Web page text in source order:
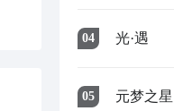
04 光·遇
05 元梦之星